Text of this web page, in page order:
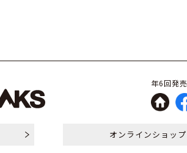
年6回発売
オンラインショップ